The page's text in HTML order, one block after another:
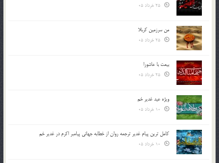
من سرزمین کربلا
بیعت با عاشورا
ویژه عید غدیر خم
کامل ترین پیام غدیر ترجمه روان از خطابه جهانی پیامبر اکرم در غدیر خم